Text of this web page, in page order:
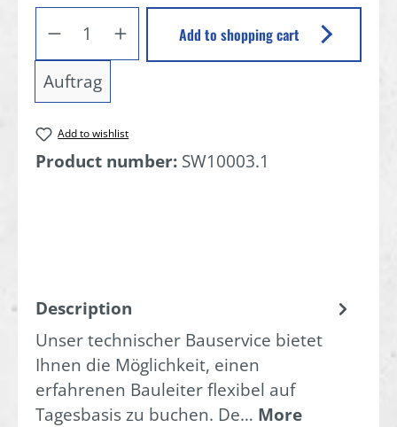
Auftrag
Add to shopping cart
Add to wishlist
Product number: SW10003.1
Description
Unser technischer Bauservice bietet
Ihnen die Möglichkeit, einen
erfahrenen Bauleiter flexibel auf
Tagesbasis zu buchen. De… More